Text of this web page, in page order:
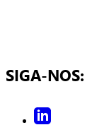
SIGA-NOS: